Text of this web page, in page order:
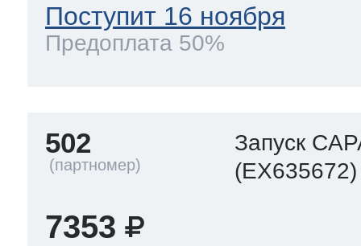
Поступит 16 ноября
Предоплата 50%
502
Запуск
(EX635672)
7353